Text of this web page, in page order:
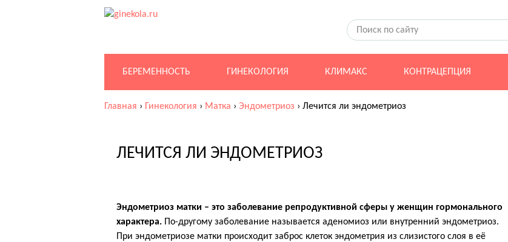
БЕРЕМЕННОСТЬ ГИНЕКОЛОГИЯ КЛИМАКС КОНТРАЦЕПЦИЯ
Главная › Гинекология › Матка › Эндометриоз › Лечится ли эндометриоз
ЛЕЧИТСЯ ЛИ ЭНДОМЕТРИОЗ
Эндометриоз матки – это заболевание репродуктивной сферы у женщин гормонального
характера. По-другому заболевание называется аденомиоз или внутренний эндометриоз.
При эндометриозе матки происходит заброс клеток эндометрия из слизистого слоя в её